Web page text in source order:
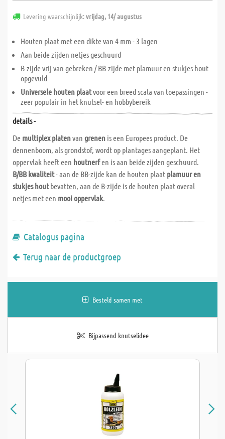
Levering waarschijnlijk:vrijdag, 14/ augustus
Houten plaat met een dikte van 4 mm - 3 lagen
Aan beide zijden netjes geschuurd
B-zijde vrij van gebreken / BB-zijde met plamuur en stukjes hout
opgevuld
Universele houten plaatvoor een breed scala van toepassingen -
zeer populair in het knutsel- en hobbybereik
details -
De multiplex platenvan grenen is een Europees product. De
dennenboom, als grondstof, wordt op plantages aangeplant. Het
oppervlak heeft een houtnerfen is aan beide zijden geschuurd.
B/BB kwaliteit- aan de BB-zijde kan de houten plaat plamuur en
stukjes houtbevatten, aan de B-zijde is de houten plaat overal
netjes met een mooi oppervlak.
Catalogus pagina
Terug naar de productgroep
Besteld samen met
Bijpassend knutselidee